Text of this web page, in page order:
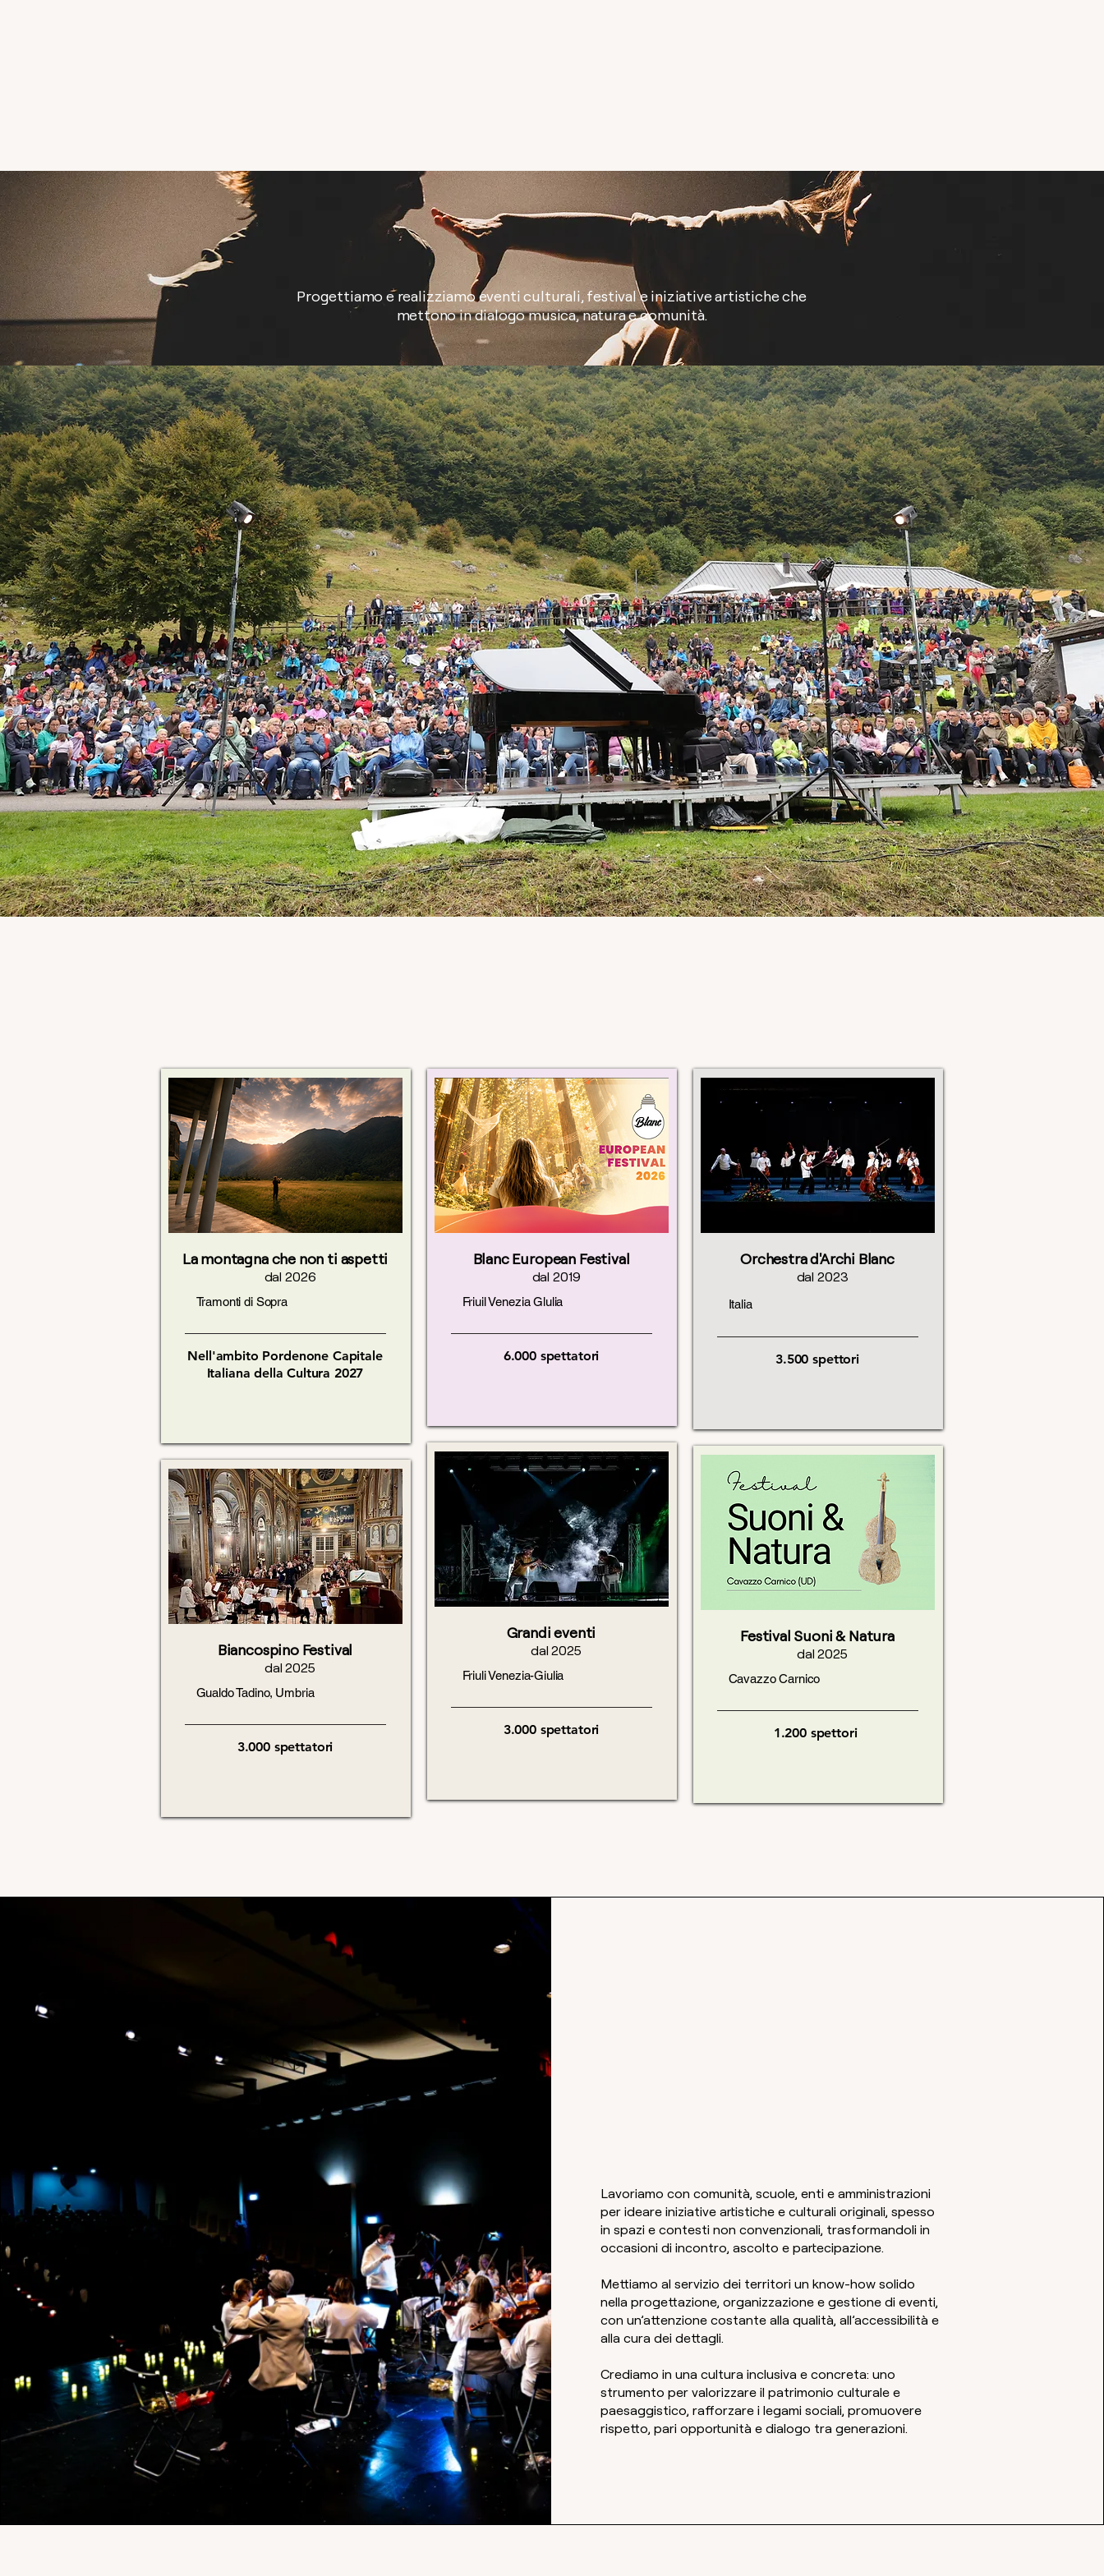
Progettiamo e realizziamo eventi culturali, festival e iniziative artistiche che
mettono in dialogo musica, natura e comunità.​
La montagna che non ti aspetti
dal 2026
Tramonti di Sopra
Nell'ambito Pordenone Capitale
Italiana della Cultura 2027
Biancospino Festival
dal 2025
Gualdo Tadino, Umbria
3.000 spettatori
Blanc European Festival
dal 2019
Friuil Venezia Glulia
6.000spettatori
Grandi eventi
dal 2025
Friuli Venezia-Giulia
3.000 spettatori
Orchestra d'Archi Blanc
dal 2023
Italia
3.500 spettori
Festival Suoni & Natura
dal 2025
Cavazzo Carnico
1.200spettori
Lavoriamo con comunità, scuole, enti e amministrazioni
per ideare iniziative artistiche e culturali originali, spesso
in spazi e contesti non convenzionali, trasformandoli in
occasioni di incontro, ascolto e partecipazione.
Mettiamo al servizio dei territori un know-how solido
nella progettazione, organizzazione e gestione di eventi,
con un’attenzione costante alla qualità, all’accessibilità e
alla cura dei dettagli.
Crediamo in una cultura inclusiva e concreta: uno
strumento per valorizzare il patrimonio culturale e
paesaggistico, rafforzare i legami sociali, promuovere
rispetto, pari opportunità e dialogo tra generazioni.